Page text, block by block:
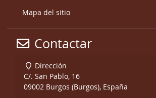
Mapa del sitio
Contactar
Dirección
C/. San Pablo, 16
09002 Burgos (Burgos), España